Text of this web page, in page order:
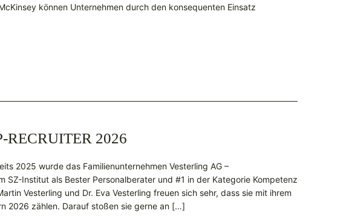
können Unternehmen durch den konsequenten Einsatz
RECRUITER 2026
2025 wurde das Familienunternehmen Vesterling AG –
SZ-Institut als Bester Personalberater und #1 in der Kategorie Kompetenz
Vesterling und Dr. Eva Vesterling freuen sich sehr, dass sie mit ihrem
2026 zählen. Darauf stoßen sie gerne an […]